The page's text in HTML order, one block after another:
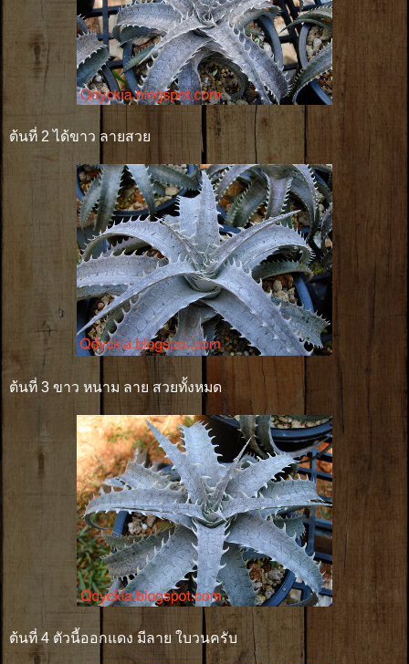
ต้นที่ 2 ได้ขาว ลายสวย
ต้นที่ 3 ขาว หนาม ลาย สวยทั้งหมด
ต้นที่ 4 ตัวนี้ออกแดง มีลาย ใบวนครับ